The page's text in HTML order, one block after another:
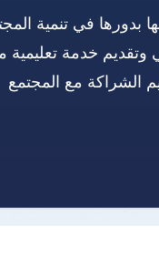
بدورها في تنمية
وتقديم خدمة
الشراكة مع المجتمع